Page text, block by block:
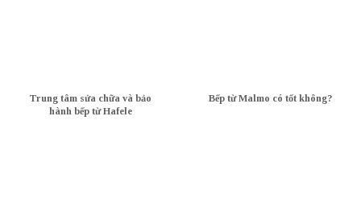
Trung tâm sửa chữa và bảo
hành bếp từ Hafele
Bếp từ Malmo có tốt không?